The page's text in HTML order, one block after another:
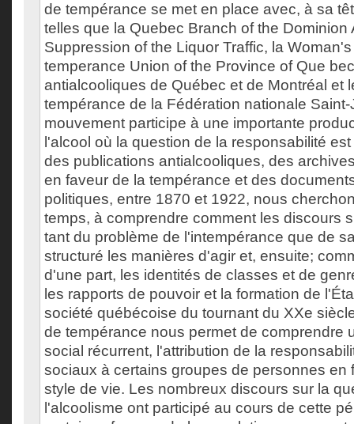
de tempérance se met en place avec, à sa
telles que la Quebec Branch of the Dominion
Suppression of the Liquor Traffic, la
temperance Union of the Province of Que
antialcooliques de Québec et de Montréal et
tempérance de la Fédération nationale
mouvement participe à une importante
l'alcool où la question de la responsabilité
des publications antialcooliques, des
en faveur de la tempérance et des
politiques, entre 1870 et 1922, nous
temps, à comprendre comment les discours
tant du problème de l'intempérance que de
structuré les manières d'agir et, ensuite;
d'une part, les identités de classes et de
les rapports de pouvoir et la formation de
société québécoise du tournant du XXe
de tempérance nous permet de comprendre
social récurrent, l'attribution de la
sociaux à certains groupes de personnes en
style de vie. Les nombreux discours sur la
l'alcoolisme ont participé au cours de cette